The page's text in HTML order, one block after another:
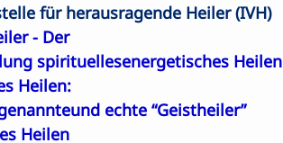
für herausragende Heiler (IVH)
- Der
spirituellesenergetisches Heilen
Heilen:
echte “Geistheiler”
Heilen